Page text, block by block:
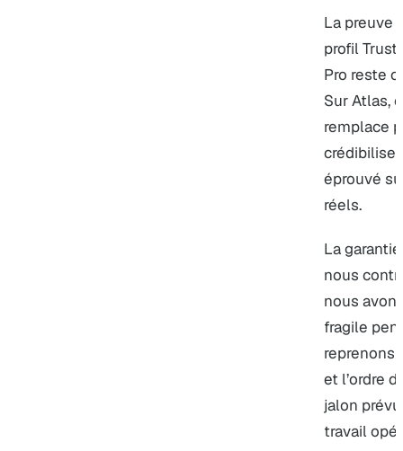
La preuve
profil
Pro reste
Sur Atlas,
remplace
crédibilise
éprouvé
réels.
La
nous
nous
fragile
reprenons
et l’ordre
jalon
travail